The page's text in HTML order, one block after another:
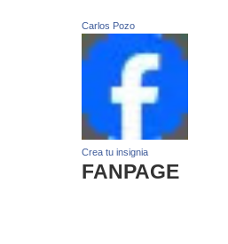
Carlos Pozo
Crea tu insignia
FANPAGE